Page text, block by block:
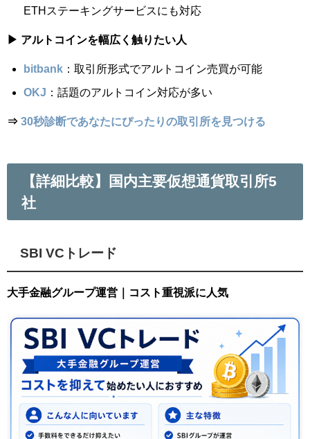
ETHステーキングサービスにも対応
▶ アルトコインを幅広く触りたい人
bitbank ：取引所形式でアルトコイン売買が可能
OKJ ：話題のアルトコイン対応が多い
⇒ 30秒診断であなたにぴったりの取引所を見つける
【詳細比較】国内主要仮想通貨取引所5
社
SBI VCトレード
大手金融グループ運営｜コスト重視派に人気